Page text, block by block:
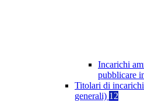
Incarichi
pubblicare
Titolari di
generali) 12